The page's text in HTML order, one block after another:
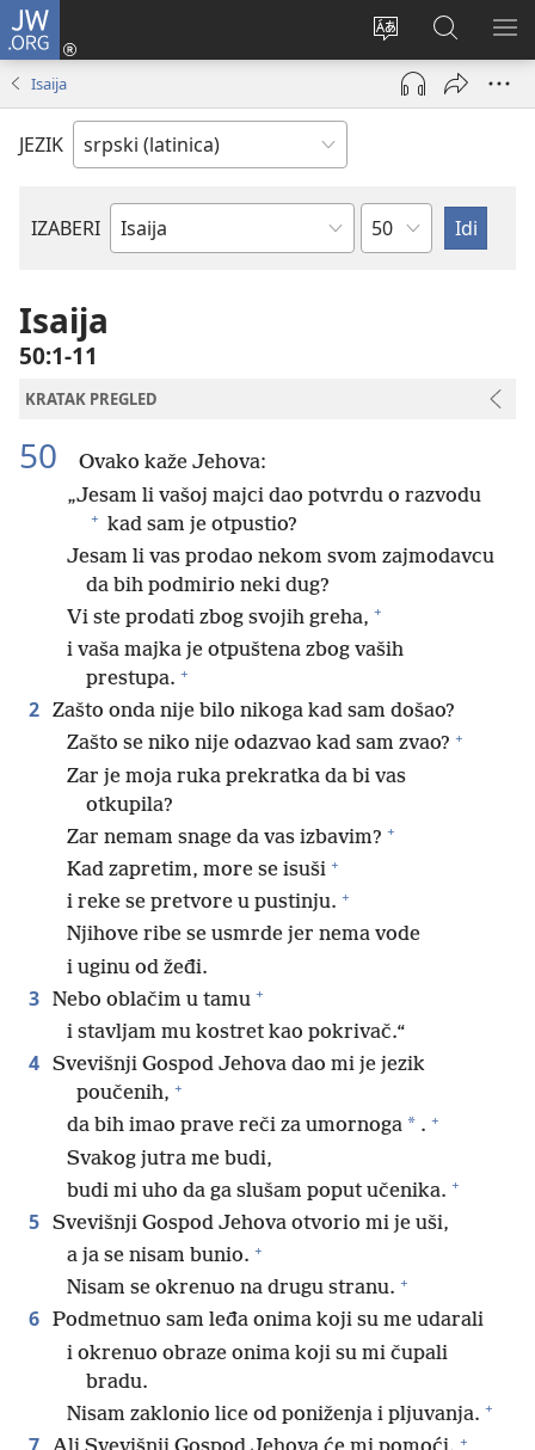
JW.ORG
Promeni
jezik
sajta
Prijava
(otvara
prozor)
Pretraga
sajta
JW.ORG
Isaija
JEZIK
IZABERI
Biblijska
Poglavlje
Isaija
50:1-11
KRATAK PREGLED
50
Ovako kaže Jehova:
„Jesam li vašoj majci dao potvrdu o razvodu
+ kad sam je otpustio?
Jesam li vas prodao nekom svom zajmodavcu
da bih podmirio neki dug?
Vi ste prodati zbog svojih greha, +
i vaša majka je otpuštena zbog vaših
prestupa. +
2 Zašto onda nije bilo nikoga kad sam došao?
Zašto se niko nije odazvao kad sam zvao? +
Zar je moja ruka prekratka da bi vas
otkupila?
Zar nemam snage da vas izbavim? +
Kad zapretim, more se isuši +
i reke se pretvore u pustinju. +
Njihove ribe se usmrde jer nema vode
i uginu od žeđi.
3 Nebo oblačim u tamu +
i stavljam mu kostret kao pokrivač.“
4 Svevišnji Gospod Jehova dao mi je jezik
poučenih, +
da bih imao prave reči za umornoga * . +
Svakog jutra me budi,
budi mi uho da ga slušam poput učenika. +
5 Svevišnji Gospod Jehova otvorio mi je uši,
a ja se nisam bunio. +
Nisam se okrenuo na drugu stranu. +
6 Podmetnuo sam leđa onima koji su me udarali
i okrenuo obraze onima koji su mi čupali
bradu.
Nisam zaklonio lice od poniženja i pljuvanja. +
+